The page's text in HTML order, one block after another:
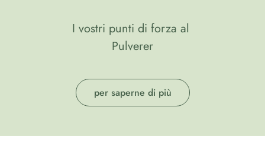
I vostri punti di forza al
Pulverer
per saperne di più